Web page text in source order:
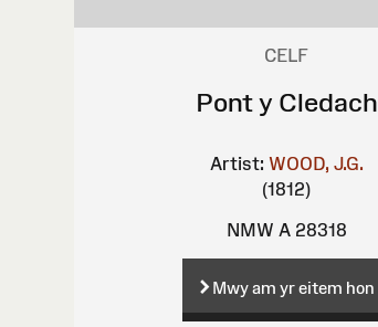
CELF
Pont y Cledach
Artist: WOOD, J.G.
(1812)
NMW A 28318
Mwy am yr eitem hon